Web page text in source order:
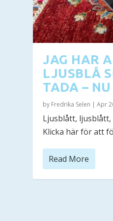
JAG HAR
LJUSBLÅ
TADA –
by Fredrika Selen |Apr
Ljusblått,
Klicka här för att
Read More